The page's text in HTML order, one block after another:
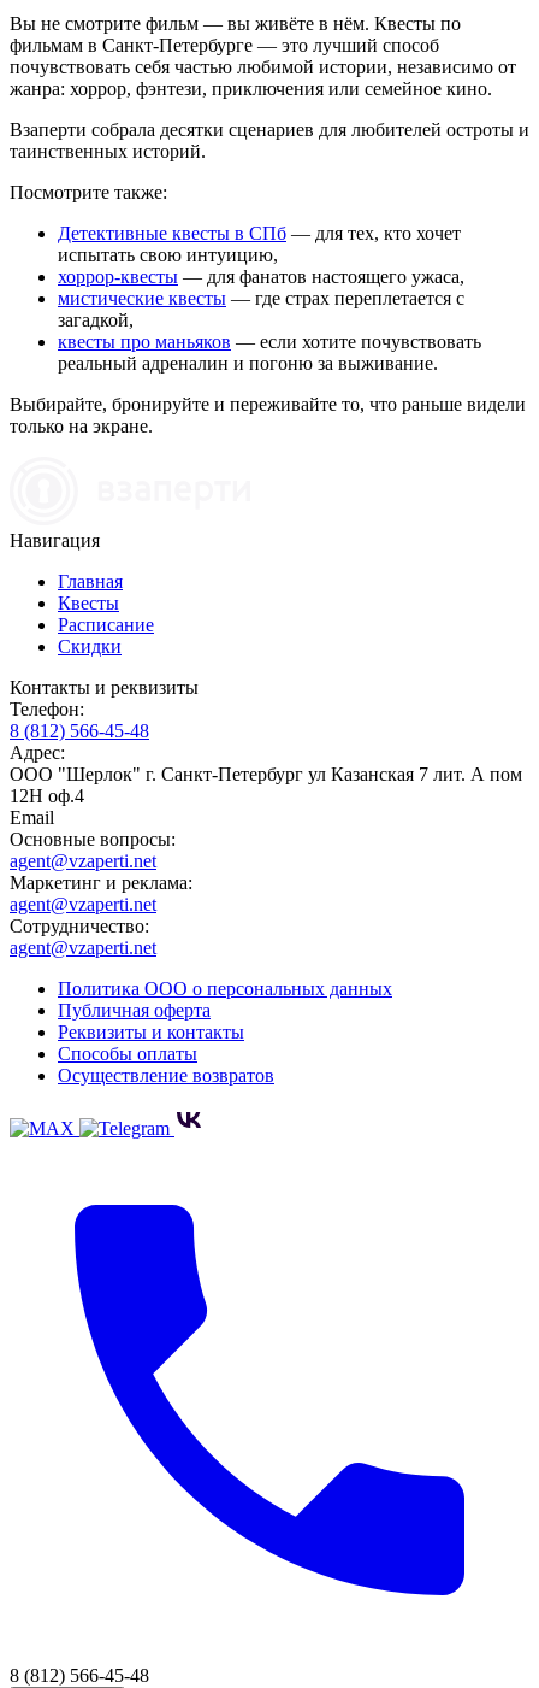
Вы не смотрите фильм — вы живёте в нём. Квесты по
фильмам в Санкт-Петербурге — это лучший способ
почувствовать себя частью любимой истории, независимо от
жанра: хоррор, фэнтези, приключения или семейное кино.
Взаперти собрала десятки сценариев для любителей остроты и
таинственных историй.
Посмотрите также:
Детективные квесты в СПб — для тех, кто хочет
испытать свою интуицию,
хоррор-квесты — для фанатов настоящего ужаса,
мистические квесты — где страх переплетается с
загадкой,
квесты про маньяков — если хотите почувствовать
реальный адреналин и погоню за выживание.
Выбирайте, бронируйте и переживайте то, что раньше видели
только на экране.
Навигация
Главная
Квесты
Расписание
Скидки
Контакты и реквизиты
Телефон:
8 (812) 566-45-48
Адрес:
ООО "Шерлок" г. Санкт-Петербург ул Казанская 7 лит. А пом
12Н оф.4
Email
Основные вопросы:
agent@vzaperti.net
Маркетинг и реклама:
agent@vzaperti.net
Сотрудничество:
agent@vzaperti.net
Политика ООО о персональных данных
Публичная оферта
Реквизиты и контакты
Способы оплаты
Осуществление возвратов
8 (812) 566-45-48